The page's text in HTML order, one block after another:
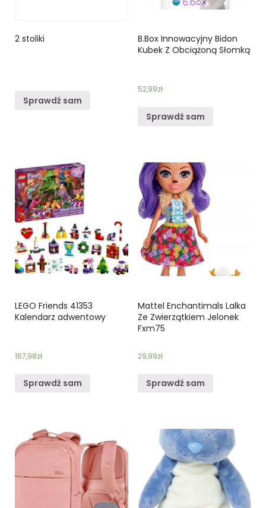
2 stoliki
Sprawdź sam
B.Box Innowacyjny Bidon
Kubek Z Obciążoną Słomką
52,99zł
Sprawdź sam
LEGO Friends 41353
Kalendarz adwentowy
167,98zł
Sprawdź sam
Mattel Enchantimals Lalka
Ze Zwierzątkiem Jelonek
Fxm75
29,99zł
Sprawdź sam